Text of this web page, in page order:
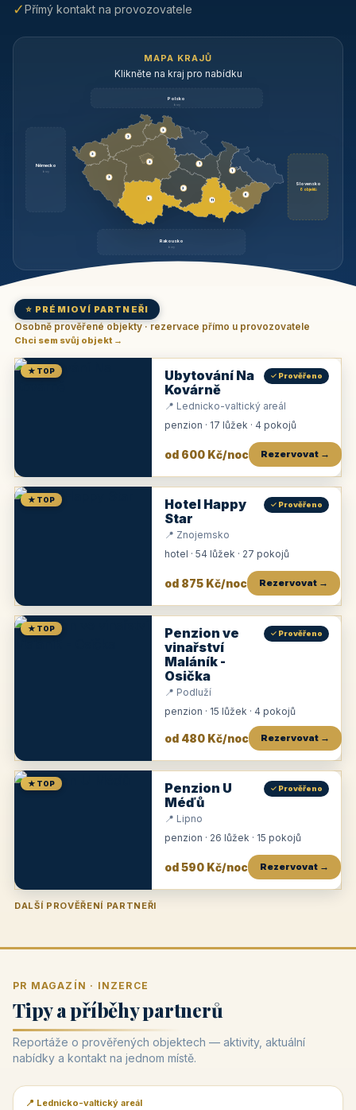
✓Přímý kontakt na provozovatele
MAPA KRAJŮ
Klikněte na kraj pro nabídku
Polsko
brzy
Německo
brzy
Slovensko
6 objektů
Rakousko
brzy
3
9
3
3
3
3
1
2
11
1
6
⭐ PRÉMIOVÍ PARTNEŘI
Osobně prověřené objekty · rezervace přímo u provozovatele
Chci sem svůj objekt →
★ TOP
Ubytování Na
Kovárně
✓ Prověřeno
📍 Lednicko-valtický areál
penzion · 17 lůžek · 4 pokojů
od 600 Kč/noc Rezervovat →
★ TOP
Hotel Happy
Star
✓ Prověřeno
📍 Znojemsko
hotel · 54 lůžek · 27 pokojů
od 875 Kč/noc Rezervovat →
★ TOP
Penzion ve
vinařství
Maláník -
Osička
✓ Prověřeno
📍 Podluží
penzion · 15 lůžek · 4 pokojů
od 480 Kč/noc Rezervovat →
★ TOP
Penzion U
Méďů
✓ Prověřeno
📍 Lipno
penzion · 26 lůžek · 15 pokojů
od 590 Kč/noc Rezervovat →
DALŠÍ PROVĚŘENÍ PARTNEŘI
Penzion U Zámku Pension Faber
PR MAGAZÍN · INZERCE
Tipy a příběhy partnerů
Reportáže o prověřených objektech — aktivity, aktuální
nabídky a kontakt na jednom místě.
📰 PR článek
📍 Lednicko-valtický areál